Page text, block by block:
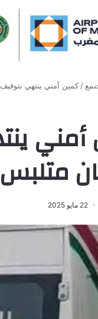
/ كمين أمني ينتهي
22 مايو 2025